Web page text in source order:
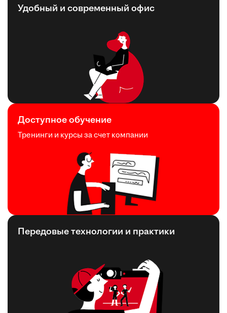
Удобный и современный офис
Доступное обучение
Тренинги и курсы за счет компании
Передовые технологии и практики